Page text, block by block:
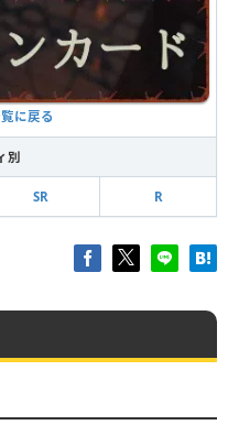
に戻る
別
SR R